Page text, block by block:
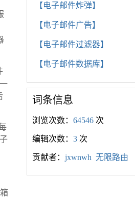
【电子邮件炸弹】
【电子邮件广告】
【电子邮件过滤器】
【电子邮件数据库】
词条信息
浏览次数： 64546 次
编辑次数： 3 次
贡献者： jxwnwh 无限路由